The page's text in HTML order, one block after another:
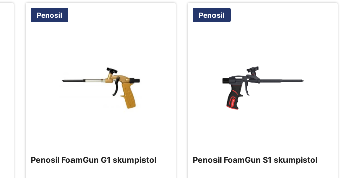
Penosil
Penosil FoamGun G1 skumpistol
Penosil
Penosil FoamGun S1 skumpistol